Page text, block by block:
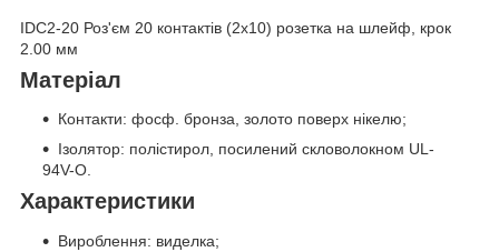
IDC2-20 Роз'єм 20 контактів (2х10) розетка на шлейф, крок
2.00 мм
Матеріал
Контакти: фосф. бронза, золото поверх нікелю;
Ізолятор: полістирол, посилений скловолокном UL-
94V-O.
Характеристики
Вироблення: виделка;